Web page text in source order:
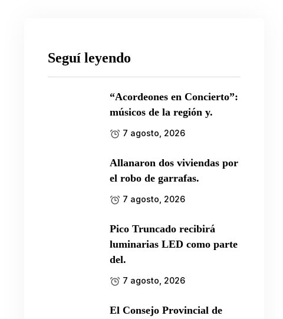
Seguí leyendo
“Acordeones en Concierto”:
músicos de la región y.
7 agosto, 2026
Allanaron dos viviendas por
el robo de garrafas.
7 agosto, 2026
Pico Truncado recibirá
luminarias LED como parte
del.
7 agosto, 2026
El Consejo Provincial de